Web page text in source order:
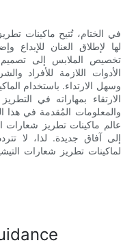
في الختام، تُتيح ماكينات
لها لإطلاق العنان للإبداع
تخصيص الملابس إلى تصميم
الأدوات اللازمة للأفراد
وسهل الارتداء. باستخدام
الارتقاء بمهاراته في
والمعلومات المُقدمة في هذا
عالم ماكينات تطريز شعارات
إلى آفاق جديدة. لذا، لا
لماكينات تطريز شعارات